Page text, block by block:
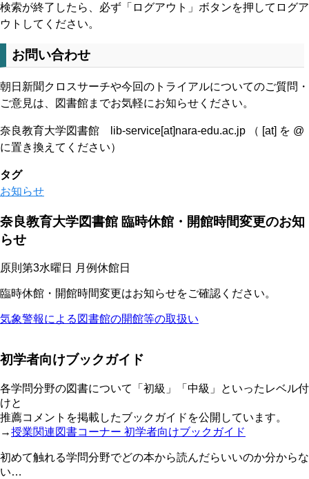
検索が終了したら、必ず「ログアウト」ボタンを押してログア
ウトしてください。
お問い合わせ
朝日新聞クロスサーチや今回のトライアルについてのご質問・
ご意見は、図書館までお気軽にお知らせください。
奈良教育大学図書館 lib-service[at]nara-edu.ac.jp （ [at] を @
に置き換えてください）
タグ
お知らせ
奈良教育大学図書館 臨時休館・開館時間変更のお知
らせ
原則第3水曜日 月例休館日
臨時休館・開館時間変更はお知らせをご確認ください。
気象警報による図書館の開館等の取扱い
初学者向けブックガイド
各学問分野の図書について「初級」「中級」といったレベル付
けと
推薦コメントを掲載したブックガイドを公開しています。
→授業関連図書コーナー 初学者向けブックガイド
初めて触れる学問分野でどの本から読んだらいいのか分からな
い…